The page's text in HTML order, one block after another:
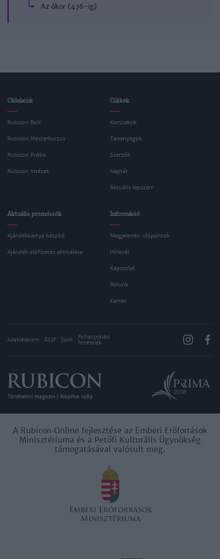
Az ókor (476-ig)
Oldalaink
Rubicon Bolt
Rubicon Mesterkurzus
Rubicon Próba
Rubicon Intézet
Cikkek
Korszakok
Tananyagok
Szerzők
Naptár
Aktuális lapszám
Aktuális promóciók
Ajándékkártya készítő
Ajándék előfizetés aktiválása
Információ
Megjelenési időpontok
Hírlevél
Kapcsolat
Rólunk
Karrier
Adatvédelem ÁSZF Sütik
Felhasználási
feltételek
Történelmi magazin / Alapítva 1989
A Rubicon Online fejlesztése az Emberi Erőforrások
Minisztériuma és a Petőfi Kulturális Ügynökség
támogatásával valósult meg.